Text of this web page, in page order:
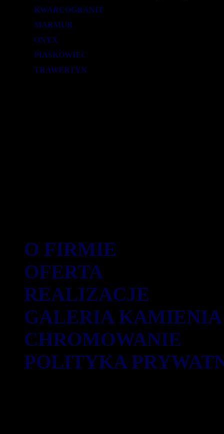
KWARCOGRANIT
MARMUR
ONYX
PIASKOWIEC
TRAWERTYN
O FIRMIE
OFERTA
REALIZACJE
GALERIA KAMIENIA
CHROMOWANIE
POLITYKA